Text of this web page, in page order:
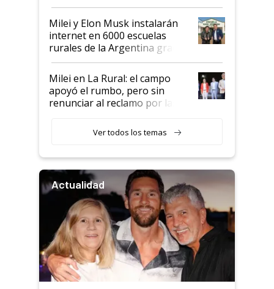
Milei y Elon Musk instalarán
internet en 6000 escuelas
rurales de la Argentina gracias
a un acuerdo con Starlink
Milei en La Rural: el campo
apoyó el rumbo, pero sin
renunciar al reclamo por las
Ver todos los temas
Actualidad